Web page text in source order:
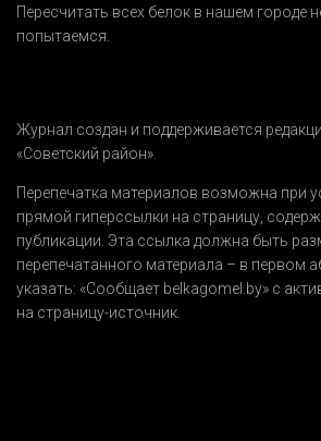
Пересчитать всех белок в нашем городе
попытаемся.
Журнал создан и поддерживается
«Советский район».
Перепечатка материалов возможна при
прямой гиперссылки на страницу,
публикации. Эта ссылка должна быть
перепечатанного материала – в первом
указать: «Сообщает belkagomel.by» с
на страницу-источник.